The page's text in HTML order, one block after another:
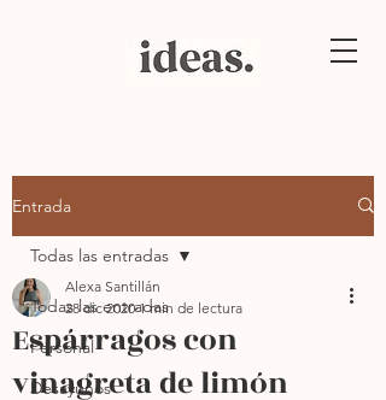
Entrada
Todas las entradas
Personal
Desayunos
Todas las entradas
Espárragos con
vinagreta de limón
Alexa Santillán
28 dic 2020 1 min de lectura